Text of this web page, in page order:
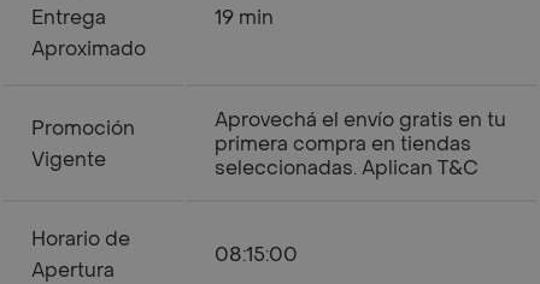
Entrega
Aproximado
19 min
Promoción
Vigente
Aprovechá el envío gratis en tu
primera compra en tiendas
seleccionadas. Aplican T&C
Horario de
Apertura
08:15:00